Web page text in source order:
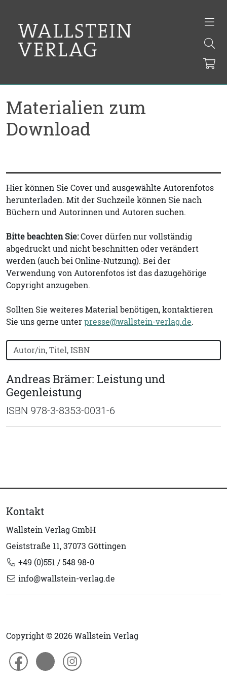
Materialien zum
Download
Hier können Sie Cover und ausgewählte Autorenfotos
herunterladen. Mit der Suchzeile können Sie nach
Büchern und Autorinnen und Autoren suchen.
Bitte beachten Sie:Cover dürfen nur vollständig
abgedruckt und nicht beschnitten oder verändert
werden (auch bei Online-Nutzung). Bei der
Verwendung von Autorenfotos ist das dazugehörige
Copyright anzugeben.
Sollten Sie weiteres Material benötigen, kontaktieren
Sie uns gerne unterpresse@wallstein-verlag.de.
Bücher nach Buchtitel, Autorennamen oder ISBN
Andreas Brämer: Leistung und
Gegenleistung
ISBN 978-3-8353-0031-6
Kontakt
Wallstein Verlag GmbH
Geiststraße 11, 37073 Göttingen
+49 (0)551 / 548 98-0
info@wallstein-verlag.de
Copyright © 2026 Wallstein Verlag